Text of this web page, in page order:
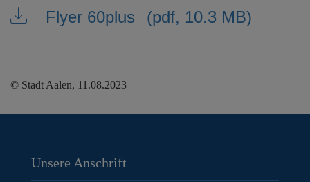
Flyer 60plus (pdf, 10.3 MB)
© Stadt Aalen, 11.08.2023
Unsere Anschrift